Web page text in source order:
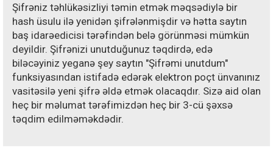
Şifrəniz təhlükəsizliyi təmin etmək məqsədiylə bir
hash üsulu ilə yenidən şifrələnmişdir və hətta saytın
baş idarəedicisi tərəfindən belə görünməsi mümkün
deyildir. Şifrənizi unutduğunuz təqdirdə, edə
biləcəyiniz yeganə şey saytın "Şifrəmi unutdum"
funksiyasından istifadə edərək elektron poçt ünvanınız
vasitəsilə yeni şifrə əldə etmək olacaqdır. Sizə aid olan
heç bir məlumat tərəfimizdən heç bir 3-cü şəxsə
təqdim edilməməkdədir.